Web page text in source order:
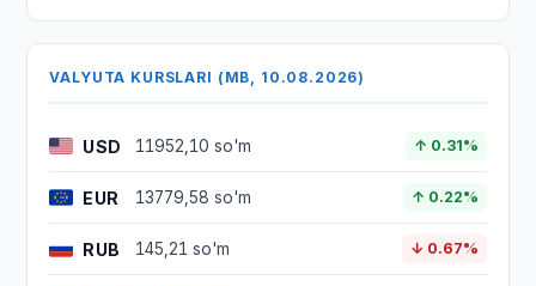
VALYUTA KURSLARI (MB, 10.08.2026)
USD 11952,10 so'm ↑ 0.31%
EUR 13779,58 so'm ↑ 0.22%
RUB 145,21 so'm ↓ 0.67%